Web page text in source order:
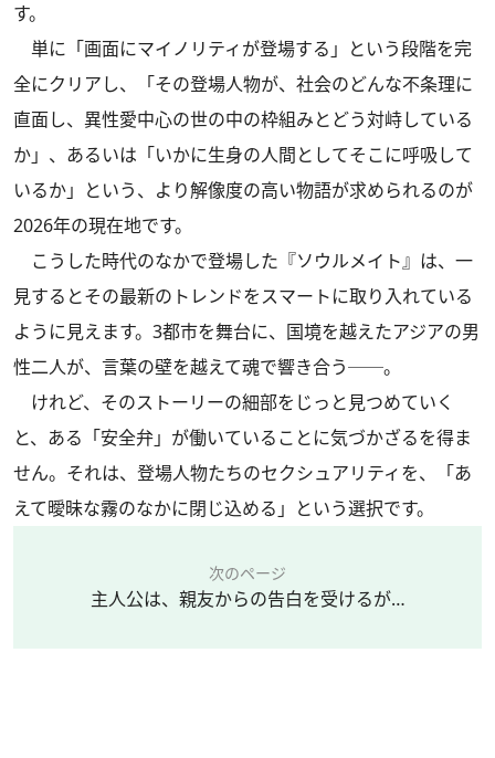
す。
単に「画面にマイノリティが登場する」という段階を完
全にクリアし、「その登場人物が、社会のどんな不条理に
直面し、異性愛中心の世の中の枠組みとどう対峙している
か」、あるいは「いかに生身の人間としてそこに呼吸して
いるか」という、より解像度の高い物語が求められるのが
2026年の現在地です。
こうした時代のなかで登場した『ソウルメイト』は、一
見するとその最新のトレンドをスマートに取り入れている
ように見えます。3都市を舞台に、国境を越えたアジアの男
性二人が、言葉の壁を越えて魂で響き合う──。
けれど、そのストーリーの細部をじっと見つめていく
と、ある「安全弁」が働いていることに気づかざるを得ま
せん。それは、登場人物たちのセクシュアリティを、「あ
えて曖昧な霧のなかに閉じ込める」という選択です。
次のページ
主人公は、親友からの告白を受けるが…